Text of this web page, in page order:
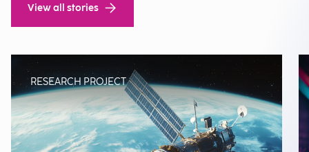
View all stories
RESEARCH PROJECT